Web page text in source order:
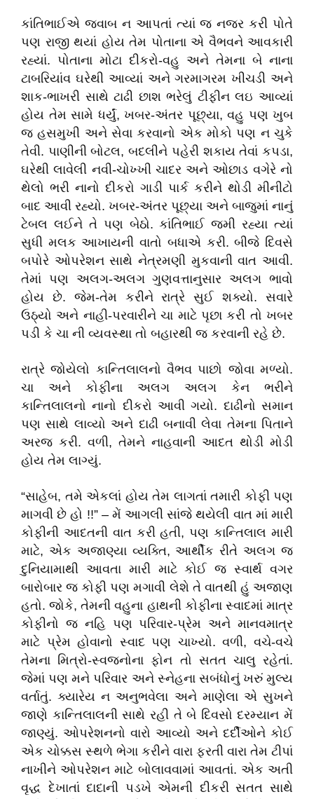
કાંતિભાઈએ જવાબ ન આપતાં ત્યાં જ નજર કરી પોતે
પણ રાજી થયાં હોય તેમ પોતાના એ વૈભવને આવકારી
રહ્યાં. પોતાના મોટા દીકરો-વહુ અને તેમના બે નાના
ટાબરિયાંવ ઘરેથી આવ્યાં અને ગરમાગરમ ખીચડી અને
શાક-ભાખરી સાથે ટાઢી છાશ ભરેલું ટીફીન લઇ આવ્યાં
હોય તેમ સામે ધર્યું, ખબર-અંતર પૂછ્યા, વહુ પણ ખુબ
જ હસમુખી અને સેવા કરવાનો એક મોકો પણ ન ચુકે
તેવી. પાણીની બોટલ, બદલીને પહેરી શકાય તેવાં કપડા,
ઘરેથી લાવેલી નવી-ચોખ્ખી ચાદર અને ઓછાડ વગેરે નો
થેલો ભરી નાનો દીકરો ગાડી પાર્ક કરીને થોડી મીનીટો
બાદ આવી રહ્યો. ખબર-અંતર પૂછ્યા અને બાજુમાં નાનું
ટેબલ લઈને તે પણ બેઠો. કાંતિભાઈ જમી રહ્યા ત્યાં
સુધી મલક આખાયની વાતો બધાએ કરી. બીજે દિવસે
બપોરે ઓપરેશન સાથે નેત્રમણી મુકવાની વાત આવી.
તેમાં પણ અલગ-અલગ ગુણવત્તાનુસાર અલગ ભાવો
હોય છે. જેમ-તેમ કરીને રાત્રે સુઈ શક્યો. સવારે
ઉઠ્યો અને નાહી-પરવારીને ચા માટે પૃછા કરી તો ખબર
પડી કે ચા ની વ્યવસ્થા તો બહારથી જ કરવાની રહે છે.
રાત્રે જોયેલો કાન્તિલાલનો વૈભવ પાછો જોવા મળ્યો.
ચા અને કોફીના અલગ અલગ કેન ભરીને
કાન્તિલાલનો નાનો દીકરો આવી ગયો. દાઢીનો સમાન
પણ સાથે લાવ્યો અને દાઢી બનાવી લેવા તેમના પિતાને
અરજ કરી. વળી, તેમને નાહવાની આદત થોડી મોડી
હોય તેમ લાગ્યું.
“સાહેબ, તમે એકલાં હોય તેમ લાગતાં તમારી કોફી પણ
માગવી છે હો !!” – મેં આગલી સાંજે થયેલી વાત માં મારી
કોફીની આદતની વાત કરી હતી, પણ કાન્તિલાલ મારી
માટે, એક અજાણ્યા વ્યક્તિ, આર્થીક રીતે અલગ જ
દુનિયામાથી આવતા મારી માટે કોઈ જ સ્વાર્થ વગર
બારોબાર જ કોફી પણ મગાવી લેશે તે વાતથી હું અજાણ
હતો. જોકે, તેમની વહુના હાથની કોફીના સ્વાદમાં માત્ર
કોફીનો જ નહિ પણ પરિવાર-પ્રેમ અને માનવમાત્ર
માટે પ્રેમ હોવાનો સ્વાદ પણ ચાખ્યો. વળી, વચે-વચે
તેમના મિત્રો-સ્વજનોના ફોન તો સતત ચાલુ રહેતાં.
જેમાં પણ મને પરિવાર અને સ્નેહના સબંધોનું ખરું મુલ્ય
વર્તાતું. ક્યારેય ન અનુભવેલા અને માણેલા એ સુખને
જાણે કાન્તિલાલની સાથે રહી તે બે દિવસો દરમ્યાન મેં
જાણ્યું. ઓપરેશનનો વારો આવ્યો અને દર્દીઓને કોઈ
એક ચોક્કસ સ્થળે ભેગા કરીને વારા ફરતી વારા તેમ ટીપાં
નાખીને ઓપરેશન માટે બોલાવવામાં આવતાં. એક અતી
વૃદ્ધ દેખાતાં દાદાની પડખે એમની દીકરી સતત સાથે